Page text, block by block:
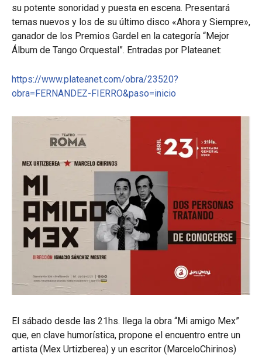
su potente sonoridad y puesta en escena. Presentará
temas nuevos y los de su último disco «Ahora y Siempre»,
ganador de los Premios Gardel en la categoría “Mejor
Álbum de Tango Orquestal”. Entradas por Plateanet:
https://www.plateanet.com/obra/23520?
obra=FERNANDEZ-FIERRO&paso=inicio
El sábado desde las 21hs. llega la obra “Mi amigo Mex”
que, en clave humorística, propone el encuentro entre un
artista (Mex Urtizberea) y un escritor (MarceloChirinos)